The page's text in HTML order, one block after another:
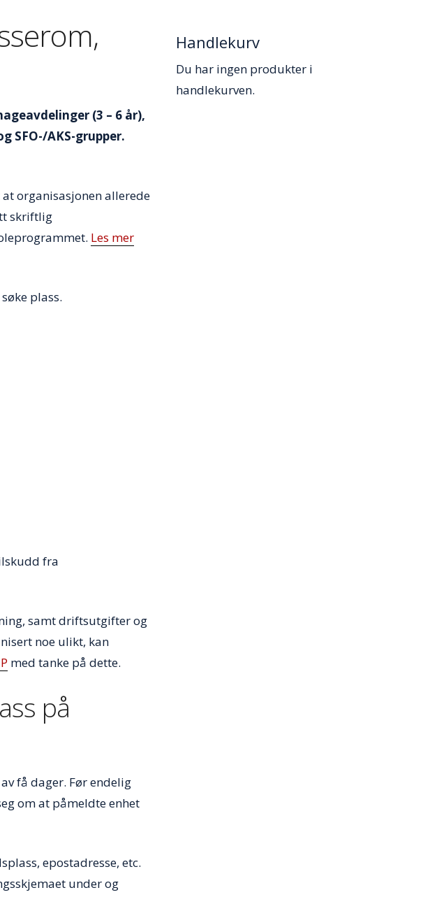
(3 – 6 år),
SFO-/AKS-grupper.
organisasjonen allerede
skriftlig
Les mer
plass.
fra
samt driftsutgifter og
noe ulikt, kan
med tanke på dette.
på
få dager. Før endelig
om at påmeldte enhet
epostadresse, etc.
under og
Handlekurv
Du har ingen produkter i
handlekurven.